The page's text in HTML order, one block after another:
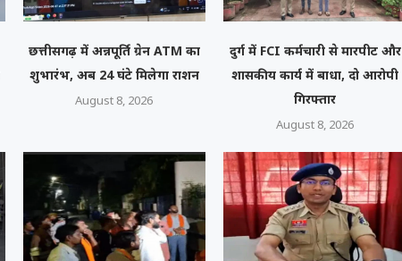
छत्तीसगढ़ में अन्नपूर्ति ग्रेन ATM का
शुभारंभ, अब 24 घंटे मिलेगा राशन
August 8, 2026
दुर्ग में FCI कर्मचारी से मारपीट और
शासकीय कार्य में बाधा, दो आरोपी
गिरफ्तार
August 8, 2026